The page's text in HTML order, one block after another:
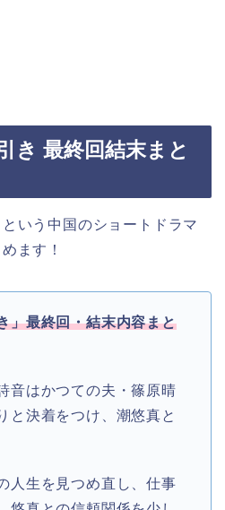
き 最終回結末まと
いう中国のショートドラマ
ます！
」最終回・結末内容まと
音はかつての夫・篠原晴
と決着をつけ、潮悠真と
人生を見つめ直し、仕事